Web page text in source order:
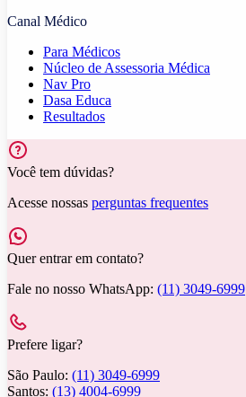
Canal Médico
Para Médicos
Núcleo de Assessoria Médica
Nav Pro
Dasa Educa
Resultados
Você tem dúvidas?
Acesse nossas perguntas frequentes
Quer entrar em contato?
Fale no nosso WhatsApp: (11) 3049-6999
Prefere ligar?
São Paulo: (11) 3049-6999
Santos: (13) 4004-6999